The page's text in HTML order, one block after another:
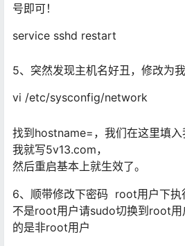
号即可！
service sshd restart
5、突然发现主机名好丑，修改为
vi /etc/sysconfig/network
找到hostname=，我们在这里填
我就写5v13.com，
然后重启基本上就生效了。
6、顺带修改下密码 root用户下执
不是root用户请sudo切换到root用
的是非root用户